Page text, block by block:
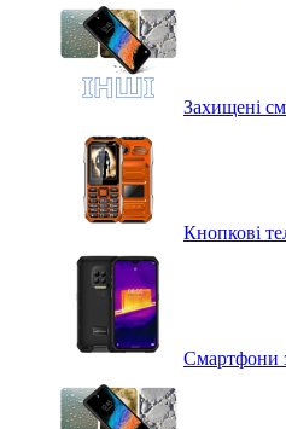
Захищені
Кнопкові
Смартфони